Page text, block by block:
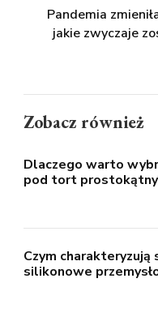
Pandemia
jakie zwyczaje
Zobacz również
Dlaczego warto
pod tort
Czym charakteryzują
silikonowe